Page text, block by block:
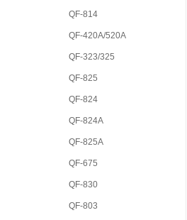
QF-814
QF-420A/520A
QF-323/325
QF-825
QF-824
QF-824A
QF-825A
QF-675
QF-830
QF-803